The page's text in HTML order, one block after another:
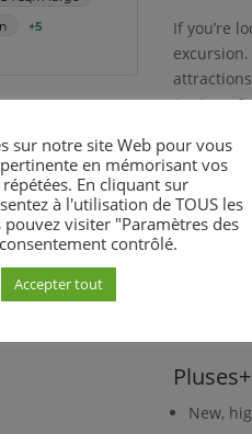
If you’re
Anciens
gardens,
If you’re
leopard at
many
the
Contact
Pluses+
New,
sur notre site Web pour vous
en mémorisant vos
En cliquant sur
à l'utilisation de TOUS les
visiter "Paramètres des
contrôlé.
Accepter tout